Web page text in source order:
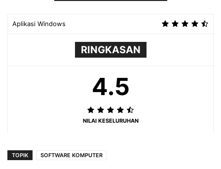
Aplikasi Windows
RINGKASAN
4.5
NILAI KESELURUHAN
TOPIK SOFTWARE KOMPUTER